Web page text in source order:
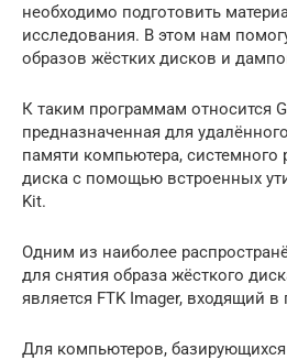
необходимо подготовить
исследования. В этом нам
образов жёстких дисков и
К таким программам относится
предназначенная для
памяти компьютера, системного
диска с помощью встроенных
Kit.
Одним из наиболее
для снятия образа жёсткого
является FTK Imager, входящий
Для компьютеров, базирующихся